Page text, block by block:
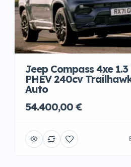
Jeep Compass 4xe 1.3
PHEV 240cv
Auto
54.400,00 €